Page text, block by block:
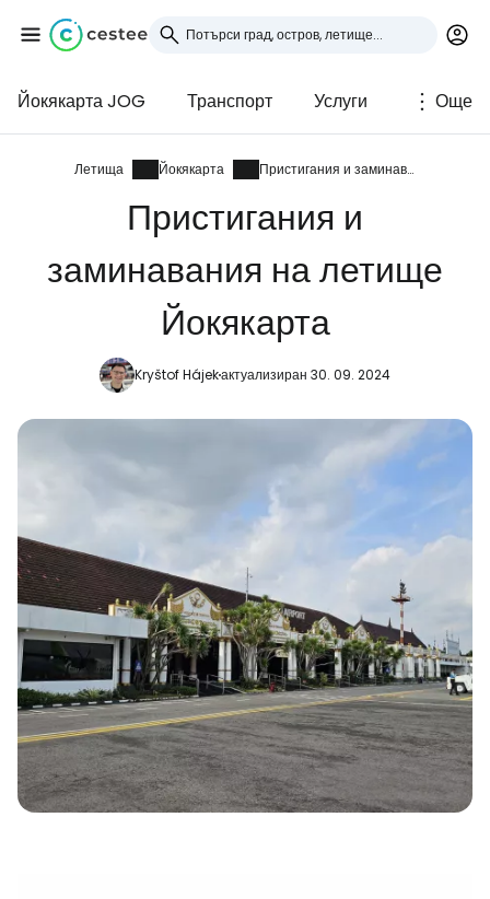
Йокякарта JOG Транспорт Услуги Още
Летища Йокякарта Пристигания и заминавания
Пристигания и
заминавания на летище
Йокякарта
Kryštof Hájekактуализиран 30. 09. 2024
Влезте в Cestee
... световната общност на туристите
Продължете с Facebook
Продължете с имейл